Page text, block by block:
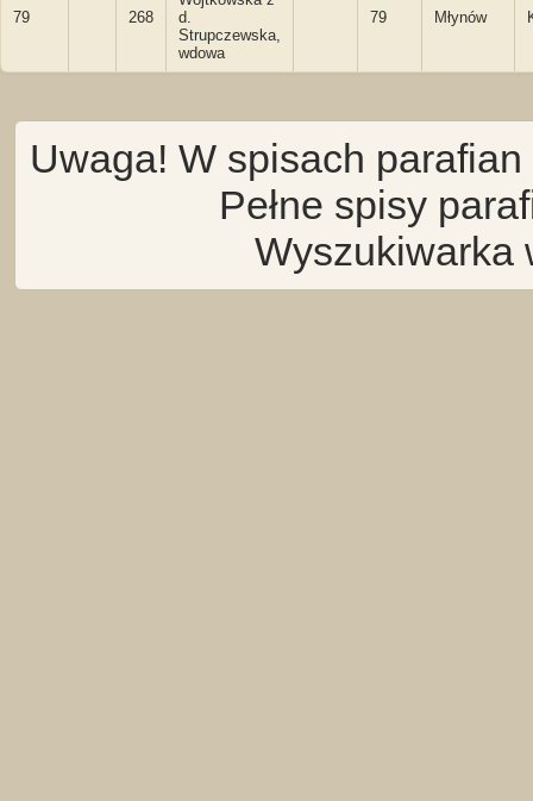
79 268
d.
Strupczewska,
wdowa
79 Młynów
Uwaga! W spisach
Pełne spisy
Wyszukiwarka